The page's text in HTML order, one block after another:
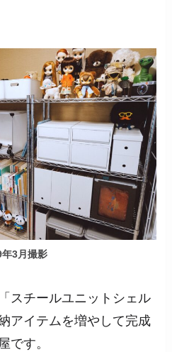
3月撮影
スチールユニットシェル
アイテムを増やして完成
です。